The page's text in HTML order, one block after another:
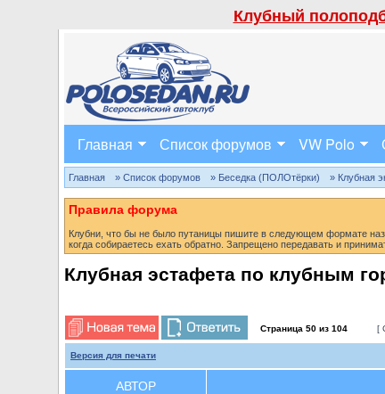
Клубный
Главная Список форумов VW Polo
Главная » Список форумов » Беседка (ПОЛОтёрки) » Клубная
Правила форума
Клубни, что бы не было путаницы пишите в следующем формате
когда собираетесь ехать обратно. Запрещено передавать и
Клубная эстафета по клубным
Страница 50 из 104 [
Версия для печати
АВТОР